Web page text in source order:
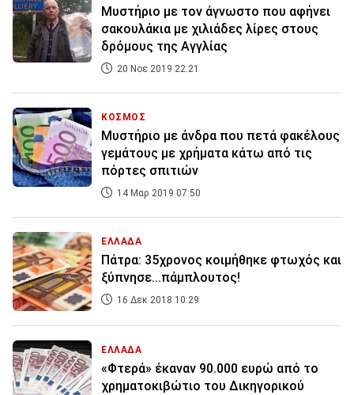
Μυστήριο με τον άγνωστο που αφήνει
σακουλάκια με χιλιάδες λίρες στους
δρόμους της Αγγλίας
20 Νοε 2019 22:21
ΚΟΣΜΟΣ
Μυστήριο με άνδρα που πετά φακέλους
γεμάτους με χρήματα κάτω από τις
πόρτες σπιτιών
14 Μαρ 2019 07:50
ΕΛΛΑΔΑ
Πάτρα: 35χρονος κοιμήθηκε φτωχός και
ξύπνησε...πάμπλουτος!
16 Δεκ 2018 10:29
ΕΛΛΑΔΑ
«Φτερά» έκαναν 90.000 ευρώ από το
χρηματοκιβώτιο του Δικηγορικού